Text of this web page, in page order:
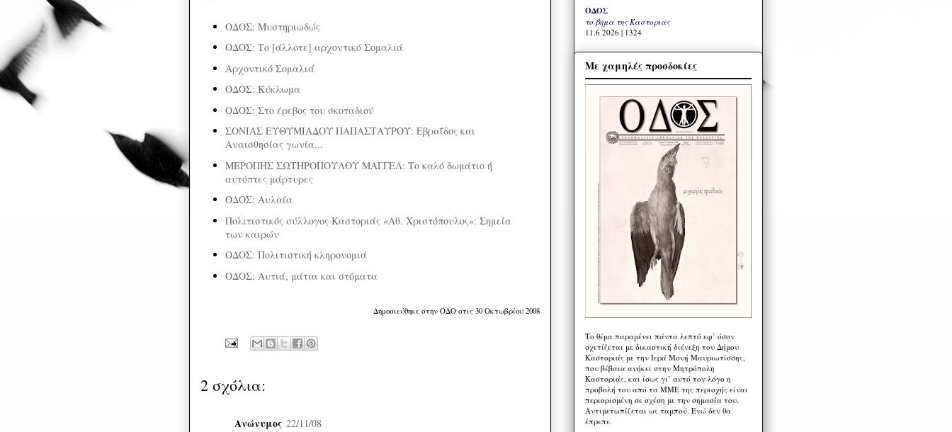
ΟΔΟΣ: Μυστηριωδώς
ΟΔΟΣ: Το [άλλοτε] αρχοντικό Σομαλιά
Αρχοντικό Σομαλιά
ΟΔΟΣ: Κύκλωμα
ΟΔΟΣ: Στο έρεβος του σκοταδιού
ΣΟΝΙΑΣ ΕΥΘΥΜΙΑΔΟΥ ΠΑΠΑΣΤΑΥΡΟΥ: Εβραΐδος και
Αναισθησίας γωνία...
ΜΕΡΟΠΗΣ ΣΩΤΗΡΟΠΟΥΛΟΥ ΜΑΓΓΕΛ: Το καλό δωμάτιο ή
αυτόπτες μάρτυρες
ΟΔΟΣ: Αυλαία
Πολιτιστικός σύλλογος Καστοριάς «Αθ. Χριστόπουλος»: Σημεία
των καιρών
ΟΔΟΣ: Πολιτιστική κληρονομιά
ΟΔΟΣ: Αυτιά, μάτια και στόματα
Δημοσιεύθηκε στην ΟΔΟ στις 30 Οκτωβρίου 2008
2 σχόλια:
Ανώνυμος 22/11/08
ΟΔΟΣ
το βήμα της Καστοριάς
11.6.2026 | 1324
Με χαμηλές προσδοκίες
Το θέμα παραμένει πάντα λεπτό εφ’ όσον
σχετίζεται με δικαστική διένεξη του Δήμου
Καστοριάς με την Ιερά Μονή Μαυριωτίσσης,
που βέβαια ανήκει στην Μητρόπολη
Καστοριάς, και ίσως γι’ αυτό τον λόγο η
προβολή του από τα ΜΜΕ της περιοχής είναι
περιορισμένη σε σχέση με την σημασία του.
Αντιμετωπίζεται ως ταμπού. Ενώ δεν θα
έπρεπε.